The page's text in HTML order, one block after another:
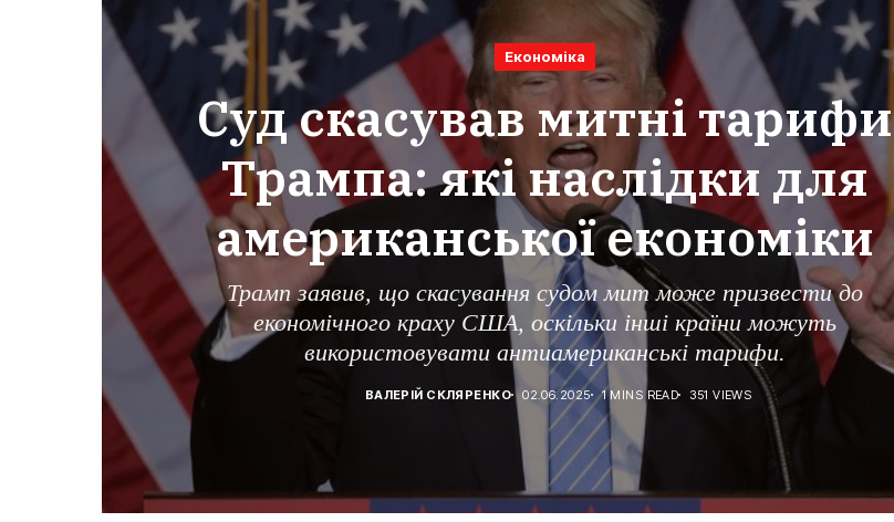
Економіка
Суд скасував митні тарифи
Трампа: які наслідки для
американської економіки
Трамп заявив, що скасування судом мит може призвести до
економічного краху США, оскільки інші країни можуть
використовувати антиамериканські тарифи.
ВАЛЕРІЙ СКЛЯРЕНКО 02.06.2025 1 MINS READ 351 VIEWS